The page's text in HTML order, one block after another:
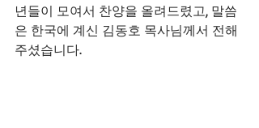
년들이 모여서 찬양을 올려드렸고, 말씀
은 한국에 계신 김동호 목사님께서 전해
주셨습니다.